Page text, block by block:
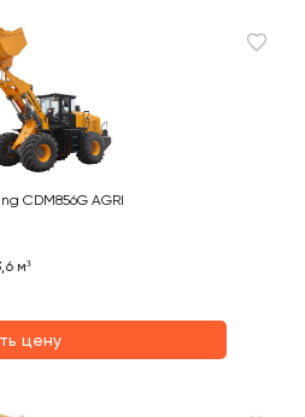
CDM856G AGRI
м³
цену